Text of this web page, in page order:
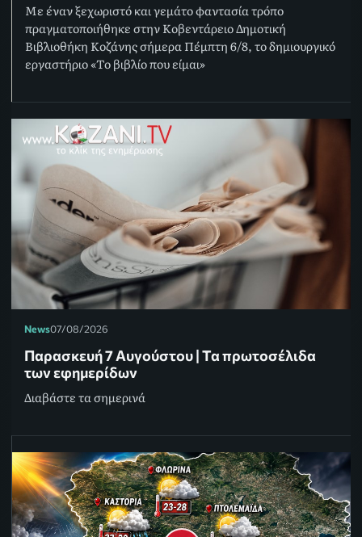
Με έναν ξεχωριστό και γεμάτο φαντασία τρόπο
πραγματοποιήθηκε στην Κοβεντάρειο Δημοτική
Βιβλιοθήκη Κοζάνης σήμερα Πέμπτη 6/8, το δημιουργικό
εργαστήριο «Το βιβλίο που είμαι»
News07/08/2026
Παρασκευή 7 Αυγούστου | Τα πρωτοσέλιδα
των εφημερίδων
Διαβάστε τα σημερινά